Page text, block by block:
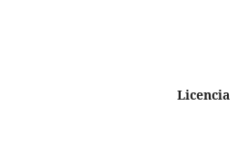
Licencia